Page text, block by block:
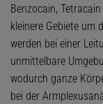
Benzocain,
kleinere Gebiete um
werden bei einer
unmittelbare
wodurch ganze
bei der